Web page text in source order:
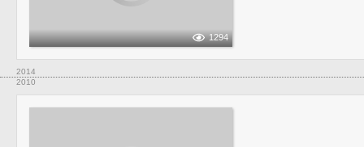
1294
2014
2010